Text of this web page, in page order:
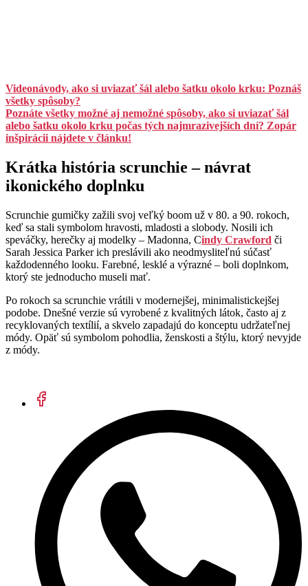
Videonávody, ako si uviazať šál alebo šatku okolo krku: Poznáš
všetky spôsoby?
Poznáte všetky možné aj nemožné spôsoby, ako si uviazať šál
alebo šatku okolo krku počas tých najmrazivejších dní? Zopár
inšpirácii nájdete v článku!
Krátka história scrunchie – návrat
ikonického doplnku
Scrunchie gumičky zažili svoj veľký boom už v 80. a 90. rokoch,
keď sa stali symbolom hravosti, mladosti a slobody. Nosili ich
speváčky, herečky aj modelky – Madonna, Cindy Crawford či
Sarah Jessica Parker ich preslávili ako neodmysliteľnú súčasť
každodenného looku. Farebné, lesklé a výrazné – boli doplnkom,
ktorý ste jednoducho museli mať.
Po rokoch sa scrunchie vrátili v modernejšej, minimalistickejšej
podobe. Dnešné verzie sú vyrobené z kvalitných látok, často aj z
recyklovaných textílií, a skvelo zapadajú do konceptu udržateľnej
módy. Opäť sú symbolom pohodlia, ženskosti a štýlu, ktorý nevyjde
z módy.